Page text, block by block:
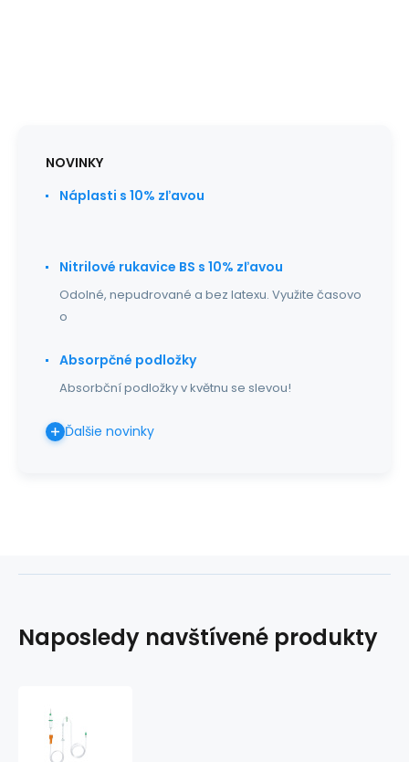
NOVINKY
Náplasti s 10% zľavou
Nitrilové rukavice BS s 10% zľavou
Odolné, nepudrované a bez latexu. Využite časovo
o
Absorpčné podložky
Absorbční podložky v květnu se slevou!
Ďalšie novinky
Naposledy navštívené produkty